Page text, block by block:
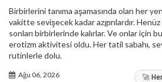
Birbirlerini tanıma aşamasında olan her
vakitte sevişecek kadar azgınlardır.
sonları birbirlerinde kalırlar. Ve onlar için
erotizm aktivitesi oldu. Her tatil sabahı,
rutinlerle dolu.
Ağu 06, 2026 🚀